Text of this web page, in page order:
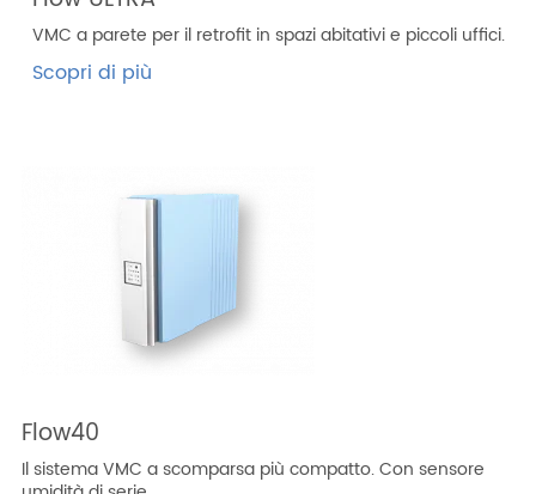
VMC a parete per il retrofit in spazi abitativi e piccoli uffici.
Scopri di più
Flow40
Il sistema VMC a scomparsa più compatto. Con sensore